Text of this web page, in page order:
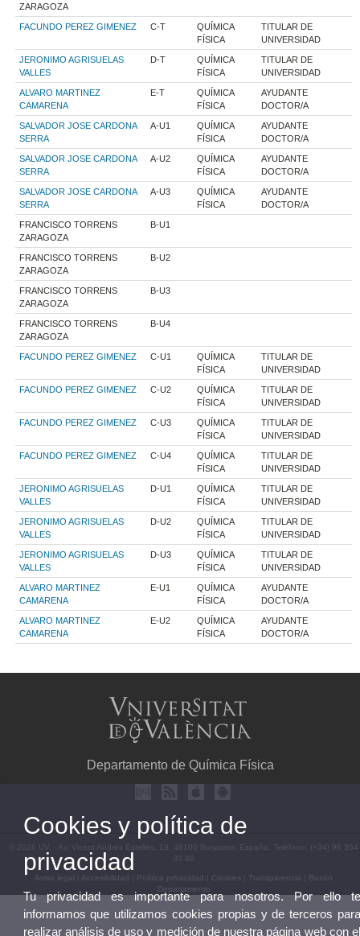
ZARAGOZA
FACUNDO PEREZ GIMENEZ C-T
QUÍMICA
FÍSICA
TITULAR DE
UNIVERSIDAD
JERONIMO AGRISUELAS
VALLES
D-T
QUÍMICA
FÍSICA
TITULAR DE
UNIVERSIDAD
ALVARO MARTINEZ
CAMARENA
E-T
QUÍMICA
FÍSICA
AYUDANTE
DOCTOR/A
SALVADOR JOSE CARDONA
SERRA
A-U1
QUÍMICA
FÍSICA
AYUDANTE
DOCTOR/A
SALVADOR JOSE CARDONA
SERRA
A-U2
QUÍMICA
FÍSICA
AYUDANTE
DOCTOR/A
SALVADOR JOSE CARDONA
SERRA
A-U3
QUÍMICA
FÍSICA
AYUDANTE
DOCTOR/A
FRANCISCO TORRENS
ZARAGOZA
B-U1
FRANCISCO TORRENS
ZARAGOZA
B-U2
FRANCISCO TORRENS
ZARAGOZA
B-U3
FRANCISCO TORRENS
ZARAGOZA
B-U4
FACUNDO PEREZ GIMENEZ C-U1
QUÍMICA
FÍSICA
TITULAR DE
UNIVERSIDAD
FACUNDO PEREZ GIMENEZ C-U2
QUÍMICA
FÍSICA
TITULAR DE
UNIVERSIDAD
FACUNDO PEREZ GIMENEZ C-U3
QUÍMICA
FÍSICA
TITULAR DE
UNIVERSIDAD
FACUNDO PEREZ GIMENEZ C-U4
QUÍMICA
FÍSICA
TITULAR DE
UNIVERSIDAD
JERONIMO AGRISUELAS
VALLES
D-U1
QUÍMICA
FÍSICA
TITULAR DE
UNIVERSIDAD
JERONIMO AGRISUELAS
VALLES
D-U2
QUÍMICA
FÍSICA
TITULAR DE
UNIVERSIDAD
JERONIMO AGRISUELAS
VALLES
D-U3
QUÍMICA
FÍSICA
TITULAR DE
UNIVERSIDAD
ALVARO MARTINEZ
CAMARENA
E-U1
QUÍMICA
FÍSICA
AYUDANTE
DOCTOR/A
ALVARO MARTINEZ
CAMARENA
E-U2
QUÍMICA
FÍSICA
AYUDANTE
DOCTOR/A
Departamento de Química Física
© 2026 UV. - Av. Vicent Andrés Estellés, 19. 46100 Burjassot. España. Teléfono: (+34) 96 354
33 89
Aviso legal Accesibilidad Política privacidad Cookies Transparencia
Buzón
Departamento
Cookies y política de
privacidad
Tu privacidad es importante para nosotros. Por ello
informamos que utilizamos cookies propias y de terceros
realizar análisis de uso y medición de nuestra página web con